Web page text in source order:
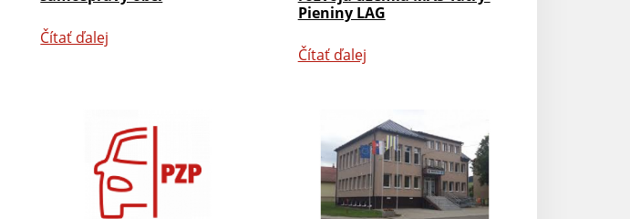
Čítať ďalej
Pieniny LAG
Čítať ďalej